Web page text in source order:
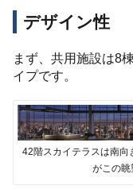
デザイン性
まず、共用施設は8
イプです。
42階スカイテラスは南向
がこの眺